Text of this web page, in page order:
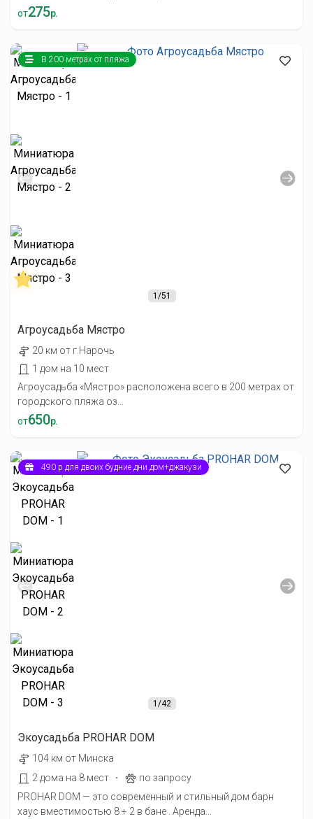
от275р.
1/51
В 200 метрах от пляжа
Агроусадьба Мястро
20 км от г.Нарочь
1 дом на 10 мест
Агроусадьба «Мястро» расположена всего в 200 метрах от
городского пляжа оз...
от650р.
1/42
490 р для двоих будние дни дом+джакузи
Экоусадьба PROHAR DOM
104 км от Минска
2 дома на 8 мест
·
по запросу
PROHAR DOM — это современный и стильный дом барн
хаус вместимостью 8 + 2 в бане . Аренда...